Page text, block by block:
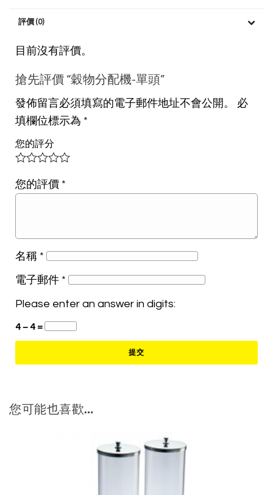
評價 (0)
目前沒有評價。
搶先評價 “穀物分配機-單頭”
發佈留言必須填寫的電子郵件地址不會公開。
必
填欄位標示為 *
您的評分
您的評價 *
名稱 *
電子郵件 *
Please enter an answer in digits:
4 − 4 =
您可能也喜歡…